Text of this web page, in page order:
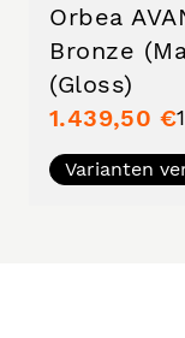
Orbea
Bronze
(Gloss)
1.439,50 €
Varianten